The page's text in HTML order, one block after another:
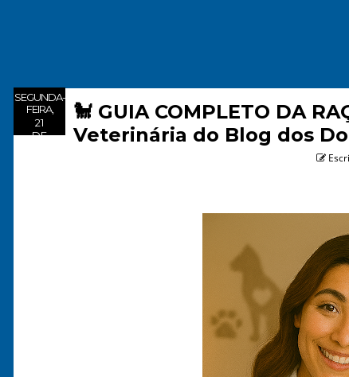
SEGUNDA-
FEIRA,
21
DE
🐩 GUIA COMPLETO DA
Veterinária do Blog dos